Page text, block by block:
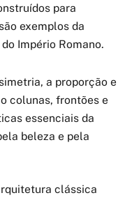
para
exemplos da
Império Romano.
a proporção e
colunas, frontões e
essenciais da
beleza e pela
clássica